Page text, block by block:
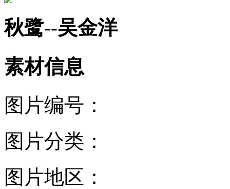
秋鹭--吴金洋
素材信息
图片编号：
图片分类：
图片地区：